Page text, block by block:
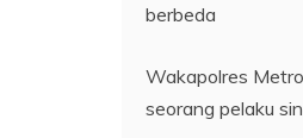
berbeda
Wakapolres
seorang pelaku